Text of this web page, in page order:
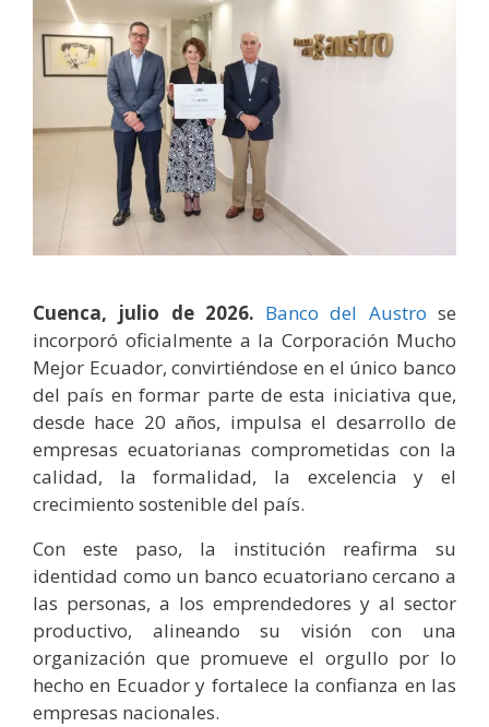
Cuenca, julio de 2026. Banco del Austro se
incorporó oficialmente a la Corporación Mucho
Mejor Ecuador, convirtiéndose en el único banco
del país en formar parte de esta iniciativa que,
desde hace 20 años, impulsa el desarrollo de
empresas ecuatorianas comprometidas con la
calidad, la formalidad, la excelencia y el
crecimiento sostenible del país.
Con este paso, la institución reafirma su
identidad como un banco ecuatoriano cercano a
las personas, a los emprendedores y al sector
productivo, alineando su visión con una
organización que promueve el orgullo por lo
hecho en Ecuador y fortalece la confianza en las
empresas nacionales.